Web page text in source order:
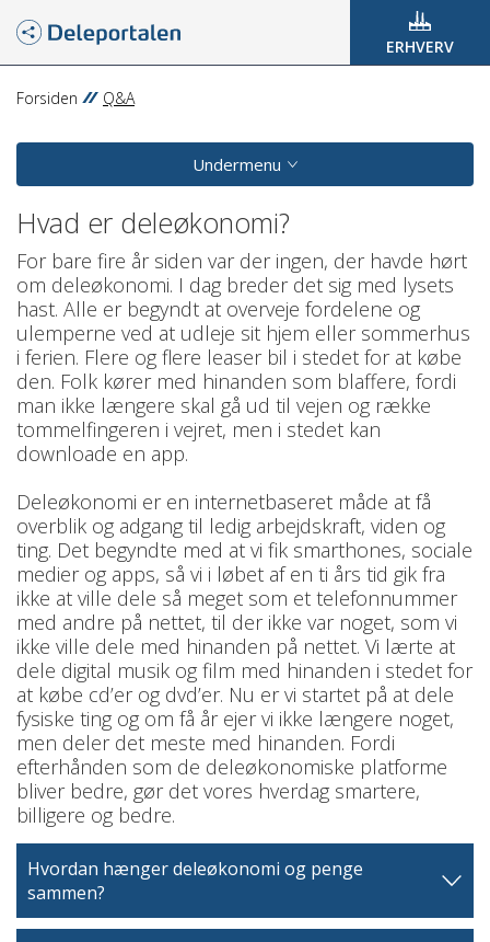
ERHVERV
Forsiden Q&A
Undermenu
Hvad er deleøkonomi?
For bare fire år siden var der ingen, der havde hørt
om deleøkonomi. I dag breder det sig med lysets
hast. Alle er begyndt at overveje fordelene og
ulemperne ved at udleje sit hjem eller sommerhus
i ferien. Flere og flere leaser bil i stedet for at købe
den. Folk kører med hinanden som blaffere, fordi
man ikke længere skal gå ud til vejen og række
tommelfingeren i vejret, men i stedet kan
downloade en app.
Deleøkonomi er en internetbaseret måde at få
overblik og adgang til ledig arbejdskraft, viden og
ting. Det begyndte med at vi fik smarthones, sociale
medier og apps, så vi i løbet af en ti års tid gik fra
ikke at ville dele så meget som et telefonnummer
med andre på nettet, til der ikke var noget, som vi
ikke ville dele med hinanden på nettet. Vi lærte at
dele digital musik og film med hinanden i stedet for
at købe cd’er og dvd’er. Nu er vi startet på at dele
fysiske ting og om få år ejer vi ikke længere noget,
men deler det meste med hinanden. Fordi
efterhånden som de deleøkonomiske platforme
bliver bedre, gør det vores hverdag smartere,
billigere og bedre.
Hvordan hænger deleøkonomi og penge
sammen?